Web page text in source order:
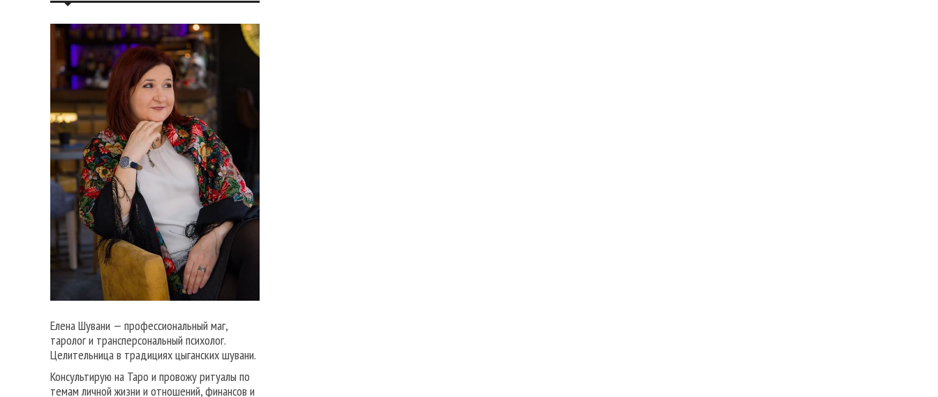
Елена Шувани — профессиональный маг,
таролог и трансперсональный психолог.
Целительница в традициях цыганских шувани.
Консультирую на Таро и провожу ритуалы по
темам личной жизни и отношений, финансов и